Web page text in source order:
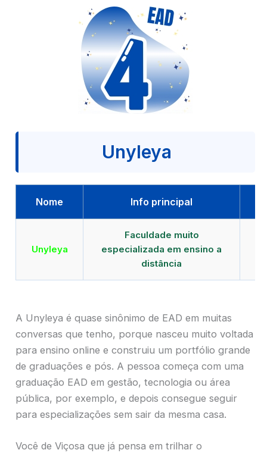
Unyleya
Nome Info principal
Unyleya
Faculdade muito
especializada em ensino a
distância
A Unyleya é quase sinônimo de EAD em muitas
conversas que tenho, porque nasceu muito voltada
para ensino online e construiu um portfólio grande
de graduações e pós. A pessoa começa com uma
graduação EAD em gestão, tecnologia ou área
pública, por exemplo, e depois consegue seguir
para especializações sem sair da mesma casa.
Você de Viçosa que já pensa em trilhar o